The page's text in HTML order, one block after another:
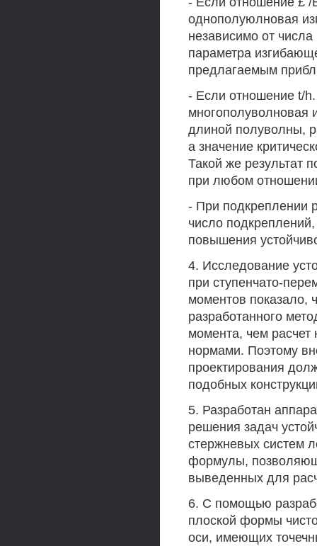
однополуюлновая
независимо от числа
параметра
предлагаемым
- Если отношение t/h.
многополуволновая
длиной полуволны,
а значение
Такой же результат
при любом
- При подкреплении
число
повышения
4. Исследование
при ступенчато-
моментов показало,
разработанного
момента, чем
нормами. Поэтому
проектирования
подобных
5. Разработан
решения задач
стержневых систем
формулы,
выведенных для
6. С помощью
плоской формы
оси, имеющих